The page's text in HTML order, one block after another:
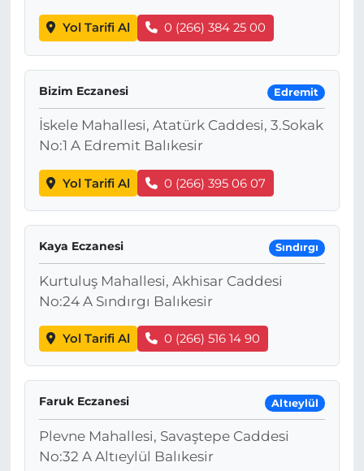
Yol Tarifi Al 0 (266) 384 25 00
Bizim Eczanesi Edremit
İskele Mahallesi, Atatürk Caddesi, 3.Sokak
No:1 A Edremit Balıkesir
Yol Tarifi Al 0 (266) 395 06 07
Kaya Eczanesi Sındırgı
Kurtuluş Mahallesi, Akhisar Caddesi
No:24 A Sındırgı Balıkesir
Yol Tarifi Al 0 (266) 516 14 90
Faruk Eczanesi Altıeylül
Plevne Mahallesi, Savaştepe Caddesi
No:32 A Altıeylül Balıkesir